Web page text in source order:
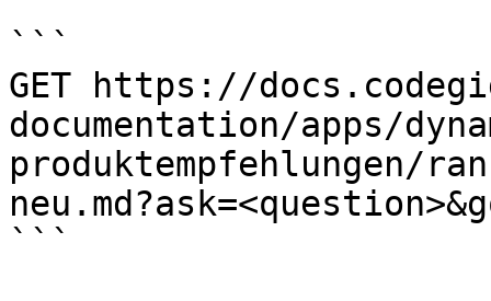
```
GET https://
documentation/apps/
```